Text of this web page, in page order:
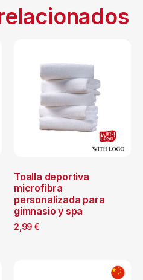
Toalla deportiva
microfibra
personalizada para
gimnasio y spa
2,99 €